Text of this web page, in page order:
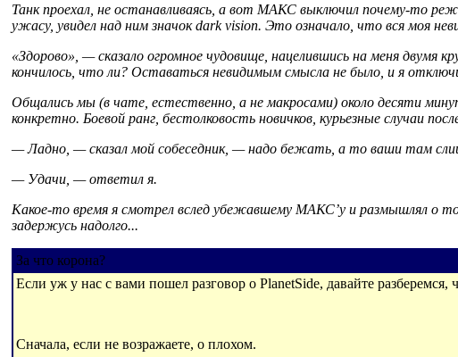
Танк проехал, не останавливаясь, а вот МАКС выключил почему-то
ужасу, увидел над ним значок dark vision. Это означало, что вся моя
«Здорово», — сказало огромное чудовище, нацелившись на меня
кончилось, что ли? Оставаться невидимым смысла не было, и я
Общались мы (в чате, естественно, а не макросами) около десяти
конкретно. Боевой ранг, бестолковость новичков, курьезные случаи
— Ладно, — сказал мой собеседник, — надо бежать, а то ваши там
— Удачи, — ответил я.
Какое-то время я смотрел вслед убежавшему МАКС’у и размышлял о
задержусь надолго...
За что корона?
Если уж у нас с вами пошел разговор о PlanetSide, давайте разберемся,
Сначала, если не возражаете, о плохом.